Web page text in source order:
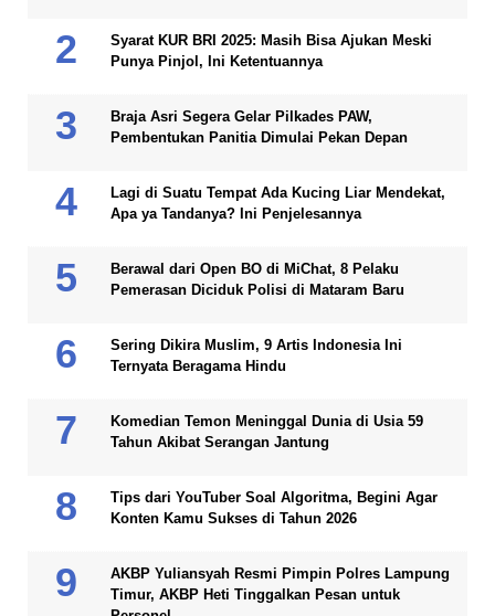
Syarat KUR BRI 2025: Masih Bisa Ajukan Meski
Punya Pinjol, Ini Ketentuannya
Braja Asri Segera Gelar Pilkades PAW,
Pembentukan Panitia Dimulai Pekan Depan
Lagi di Suatu Tempat Ada Kucing Liar Mendekat,
Apa ya Tandanya? Ini Penjelesannya
Berawal dari Open BO di MiChat, 8 Pelaku
Pemerasan Diciduk Polisi di Mataram Baru
Sering Dikira Muslim, 9 Artis Indonesia Ini
Ternyata Beragama Hindu
Komedian Temon Meninggal Dunia di Usia 59
Tahun Akibat Serangan Jantung
Tips dari YouTuber Soal Algoritma, Begini Agar
Konten Kamu Sukses di Tahun 2026
AKBP Yuliansyah Resmi Pimpin Polres Lampung
Timur, AKBP Heti Tinggalkan Pesan untuk